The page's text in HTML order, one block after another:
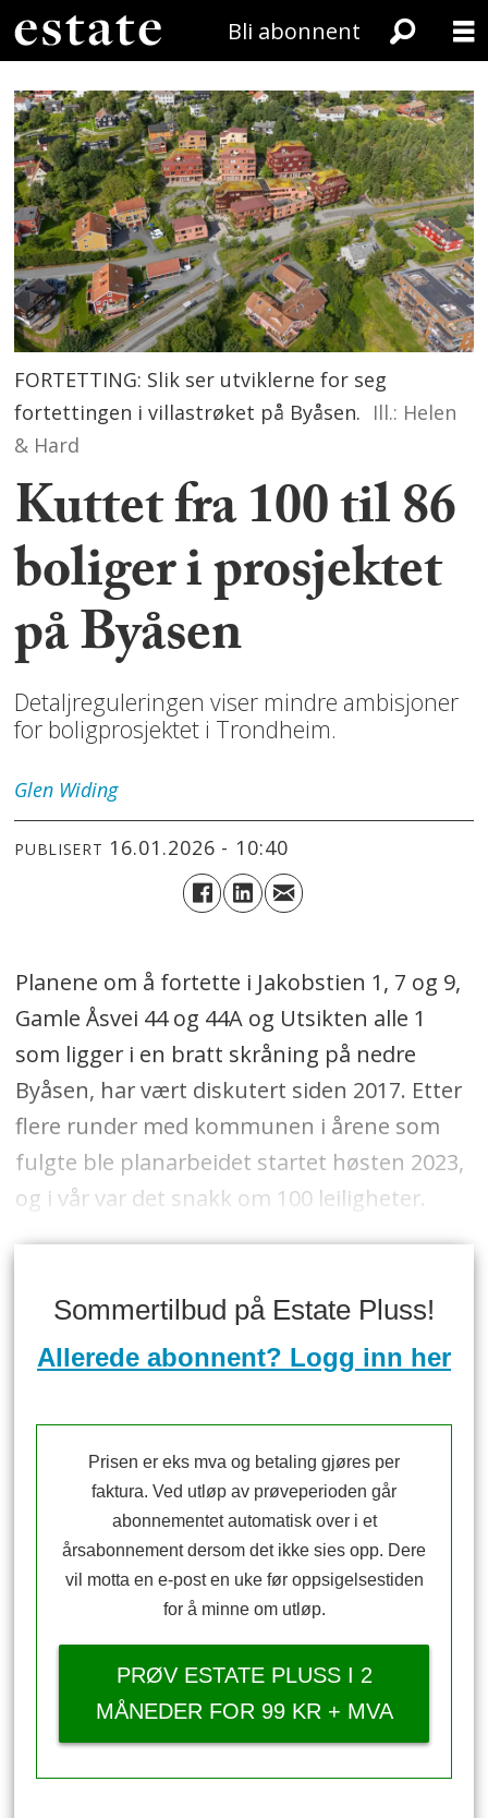
Bli abonnent
FORTETTING: Slik ser utviklerne for seg
fortettingen i villastrøket på Byåsen. Ill.: Helen
& Hard
Kuttet fra 100 til 86
boliger i prosjektet
på Byåsen
Detaljreguleringen viser mindre ambisjoner
for boligprosjektet i Trondheim.
Glen Widing
PUBLISERT 16.01.2026 - 10:40
Planene om å fortette i Jakobstien 1, 7 og 9,
Gamle Åsvei 44 og 44A og Utsikten alle 1
som ligger i en bratt skråning på nedre
Byåsen, har vært diskutert siden 2017. Etter
flere runder med kommunen i årene som
fulgte ble planarbeidet startet høsten 2023,
og i vår var det snakk om 100 leiligheter.
Sommertilbud på Estate Pluss!
Allerede abonnent? Logg inn her
Prisen er eks mva og betaling gjøres per
faktura. Ved utløp av prøveperioden går
abonnementet automatisk over i et
årsabonnement dersom det ikke sies opp. Dere
vil motta en e-post en uke før oppsigelsestiden
for å minne om utløp.
PRØV ESTATE PLUSS I 2
MÅNEDER FOR 99 KR + MVA